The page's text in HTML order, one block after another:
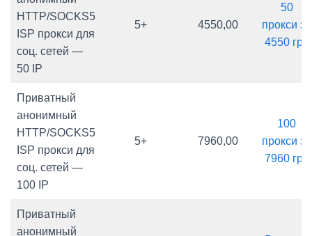
HTTP/SOCKS5
ISP прокси для
соц. сетей —
50 IP
5+ 4550,00
50
прокси за
4550 грн
Приватный
анонимный
HTTP/SOCKS5
ISP прокси для
соц. сетей —
100 IP
5+ 7960,00
100
прокси за
7960 грн
Приватный
анонимный